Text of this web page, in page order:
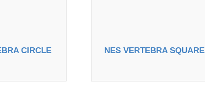
CIRCLE
NES VERTEBRA SQUARE